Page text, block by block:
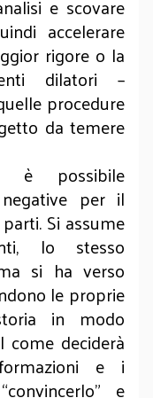
e scovare
accelerare
rigore o la
dilatori –
procedure
da temere
è possibile
negative per il
Si assume
lo stesso
si ha verso
le proprie
in modo
come deciderà
e i
e